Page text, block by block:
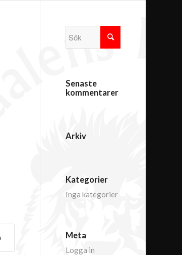
Senaste
kommentarer
Arkiv
Kategorier
Inga kategorier
Meta
Logga in